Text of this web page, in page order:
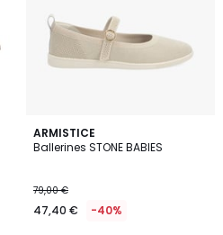
ARMISTICE
Ballerines STONE BABIES
79,00 €
47,40 € -40%